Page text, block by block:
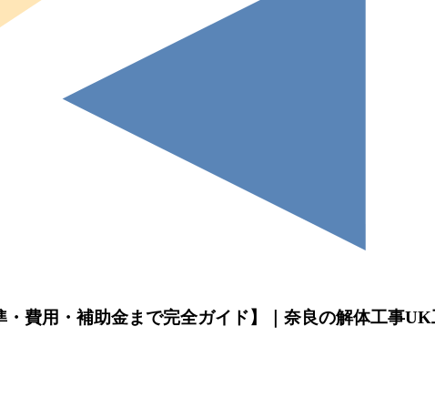
費用・補助金まで完全ガイド】｜奈良の解体工事